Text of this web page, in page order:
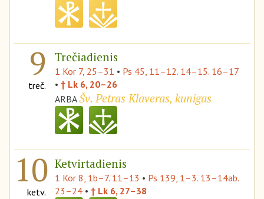
9
treč.
Trečiadienis
1 Kor 7, 25–31 • Ps 45, 11–12. 14–15. 16–17
• † Lk 6, 20–26
ARBAŠv. Petras Klaveras, kunigas
10
ketv.
Ketvirtadienis
1 Kor 8, 1b–7. 11–13 • Ps 139, 1–3. 13–14ab.
23–24 • † Lk 6, 27–38